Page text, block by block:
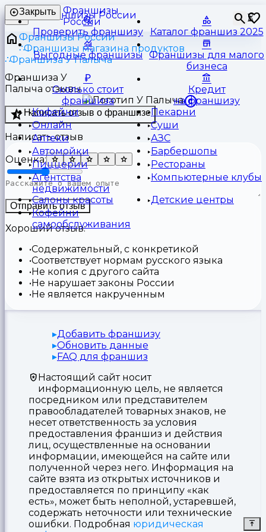
Франшизы
России
⏳
Закрыть
Проверить франшизу Каталог франшиз 2025
Выгодные франшизы Франшизы для малого
бизнеса
Сколько стоит
франшиза
Кредит
на франшизу
Кофейни
Пекарни
Онлайн
Суши
Аптеки
АЗС
Автомойки
Барбершопы
Пиццерии
Рестораны
Агентства
недвижимости
Компьютерные клубы
Салоны красоты
Детские центры
Кофейни
самообслуживания
Франшизы России
Франшизы магазина продуктов
Франшиза У Палыча
Франшиза У
Палыча отзывы
Написать отзыв о франшизе
Написать отзыв
Оценка:
Отправить отзыв
Хороший отзыв:
Содержательный, с конкретикой
Соответствует нормам русского языка
Не копия с другого сайта
Не нарушает законы России
Не является накрученным
Добавить франшизу
Обновить данные
FAQ для франшиз
Настоящий сайт носит
информационную цель, не является
посредником или представителем
правообладателей товарных знаков, не
несет ответственность за условия
предоставления франшиз и действия
лиц, осуществленные на основании
информации, имеющейся на сайте или
полученной через него. Информация на
сайте взята из открытых источников и
предоставляется по принципу «как
есть», может быть неполной, устаревшей,
содержать неточности или технические
ошибки. Подробная юридическая